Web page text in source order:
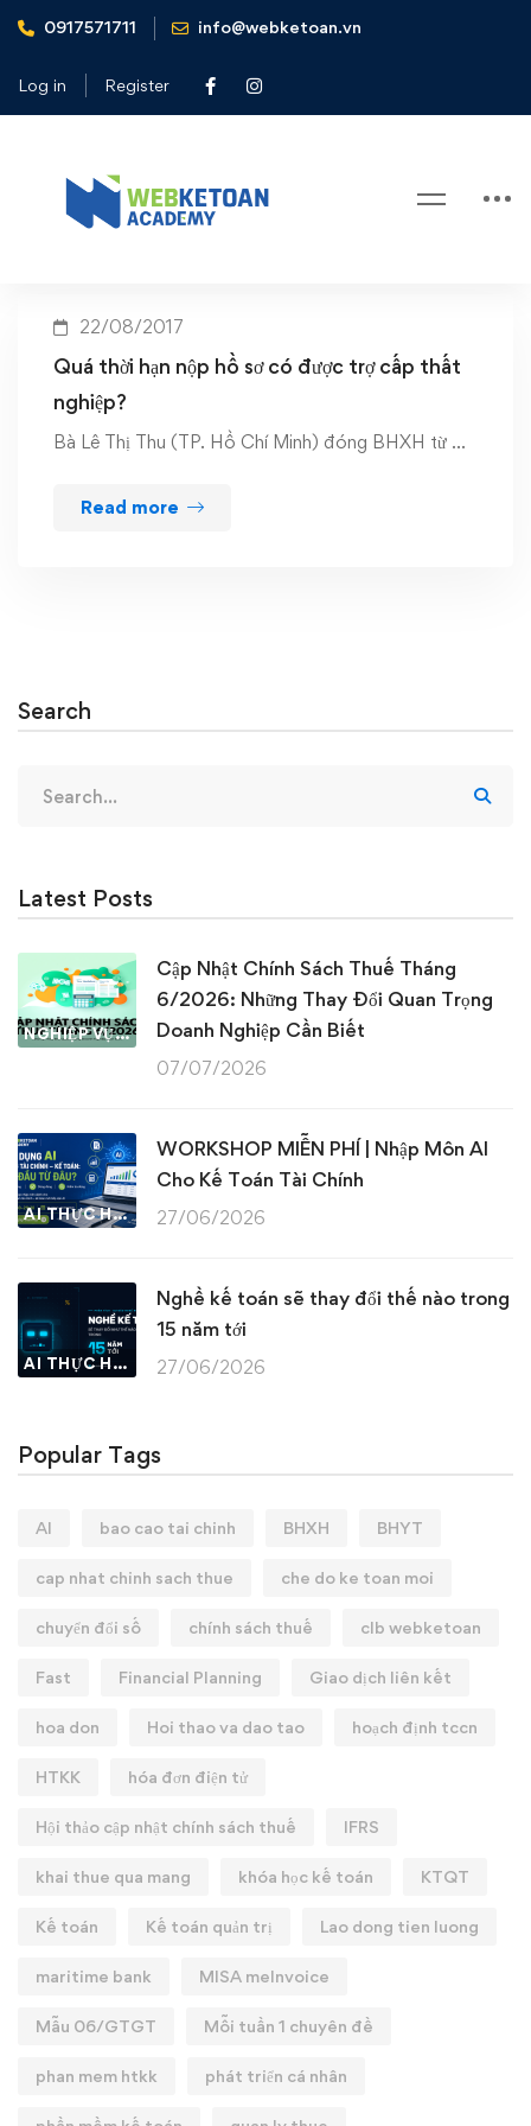
0917571711 info@webketoan.vn
Log in Register
Home Hồ sơ hưởng trợ cấp thất nghiệp
Tag: Hồ sơ hưởng trợ cấp thất
22/08/2017
Quá thời hạn nộp hồ sơ có được trợ cấp thất
nghiệp?
Bà Lê Thị Thu (TP. Hồ Chí Minh) đóng BHXH từ …
Read more
Search
for:
Latest Posts
NGHIỆP VỤ KẾ TOÁN & THUẾ
Cập Nhật Chính Sách Thuế Tháng
6/2026: Những Thay Đổi Quan Trọng
Doanh Nghiệp Cần Biết
07/07/2026
AI THỰC HÀNH
WORKSHOP MIỄN PHÍ | Nhập Môn AI
Cho Kế Toán Tài Chính
27/06/2026
AI THỰC HÀNH
Nghề kế toán sẽ thay đổi thế nào trong
15 năm tới
27/06/2026
Popular Tags
AI bao cao tai chinh BHXH BHYT
cap nhat chinh sach thue che do ke toan moi
chuyển đổi số chính sách thuế clb webketoan
Fast Financial Planning Giao dịch liên kết
hoa don Hoi thao va dao tao hoạch định tccn
HTKK hóa đơn điện tử
Hội thảo cập nhật chính sách thuế IFRS
khai thue qua mang khóa học kế toán KTQT
Kế toán Kế toán quản trị Lao dong tien luong
maritime bank MISA meInvoice
Mẫu 06/GTGT Mỗi tuần 1 chuyên đề
phan mem htkk phát triển cá nhân